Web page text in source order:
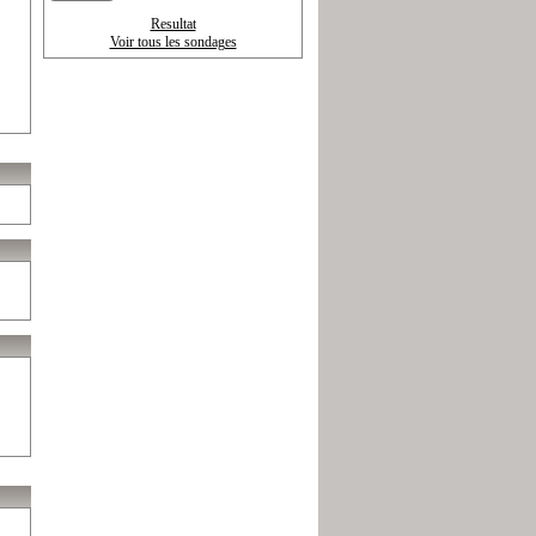
Resultat
Voir tous les sondages